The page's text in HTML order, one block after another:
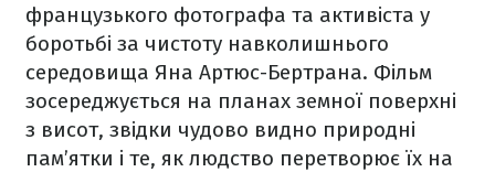
французького фотографа та активіста у
боротьбі за чистоту навколишнього
середовища Яна Артюс-Бертрана. Фільм
зосереджується на планах земної поверхні
з висот, звідки чудово видно природні
пам’ятки і те, як людство перетворює їх на